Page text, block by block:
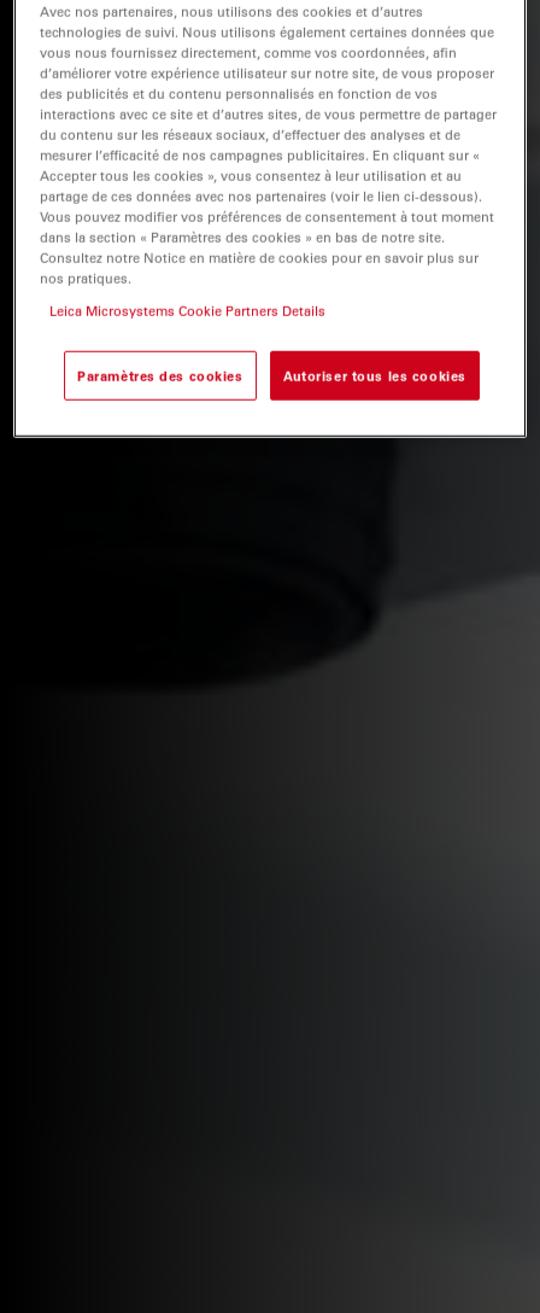
Avec nos partenaires, nous utilisons des cookies et d’autres
technologies de suivi. Nous utilisons également certaines données que
vous nous fournissez directement, comme vos coordonnées, afin
d’améliorer votre expérience utilisateur sur notre site, de vous proposer
des publicités et du contenu personnalisés en fonction de vos
interactions avec ce site et d’autres sites, de vous permettre de partager
du contenu sur les réseaux sociaux, d’effectuer des analyses et de
mesurer l’efficacité de nos campagnes publicitaires. En cliquant sur «
Accepter tous les cookies », vous consentez à leur utilisation et au
partage de ces données avec nos partenaires (voir le lien ci-dessous).
Vous pouvez modifier vos préférences de consentement à tout moment
dans la section « Paramètres des cookies » en bas de notre site.
Consultez notre Notice en matière de cookies pour en savoir plus sur
nos pratiques.
Leica Microsystems Cookie Partners Details
Paramètres des cookies Autoriser tous les cookies